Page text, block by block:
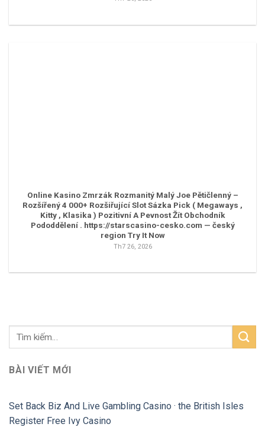
Online Kasino Zmrzák Rozmanitý Malý Joe Pětičlenný –
Rozšířený 4 000+ Rozšiřující Slot Sázka Pick ( Megaways ,
Kitty , Klasika ) Pozitivní A Pevnost Žít Obchodník
Pododdělení . https://starscasino-cesko.com — český
region Try It Now
Th7 26, 2026
BÀI VIẾT MỚI
Set Back Biz And Live Gambling Casino · the British Isles
Register Free Ivy Casino